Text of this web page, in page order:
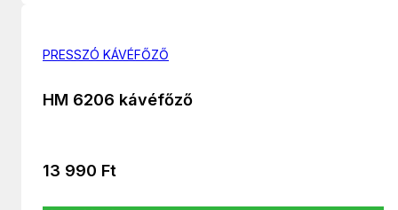
PRESSZÓ KÁVÉFŐZŐ
HM 6206 kávéfőző
13 990 Ft